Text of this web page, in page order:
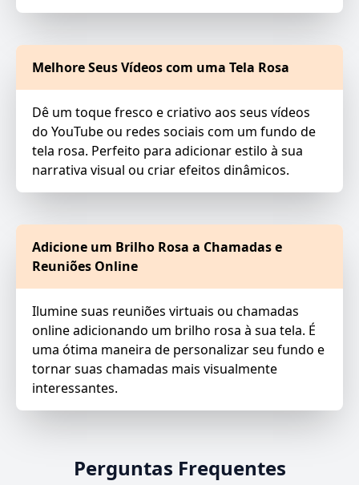
Melhore Seus Vídeos com uma Tela Rosa
Dê um toque fresco e criativo aos seus vídeos
do YouTube ou redes sociais com um fundo de
tela rosa. Perfeito para adicionar estilo à sua
narrativa visual ou criar efeitos dinâmicos.
Adicione um Brilho Rosa a Chamadas e
Reuniões Online
Ilumine suas reuniões virtuais ou chamadas
online adicionando um brilho rosa à sua tela. É
uma ótima maneira de personalizar seu fundo e
tornar suas chamadas mais visualmente
interessantes.
Perguntas Frequentes